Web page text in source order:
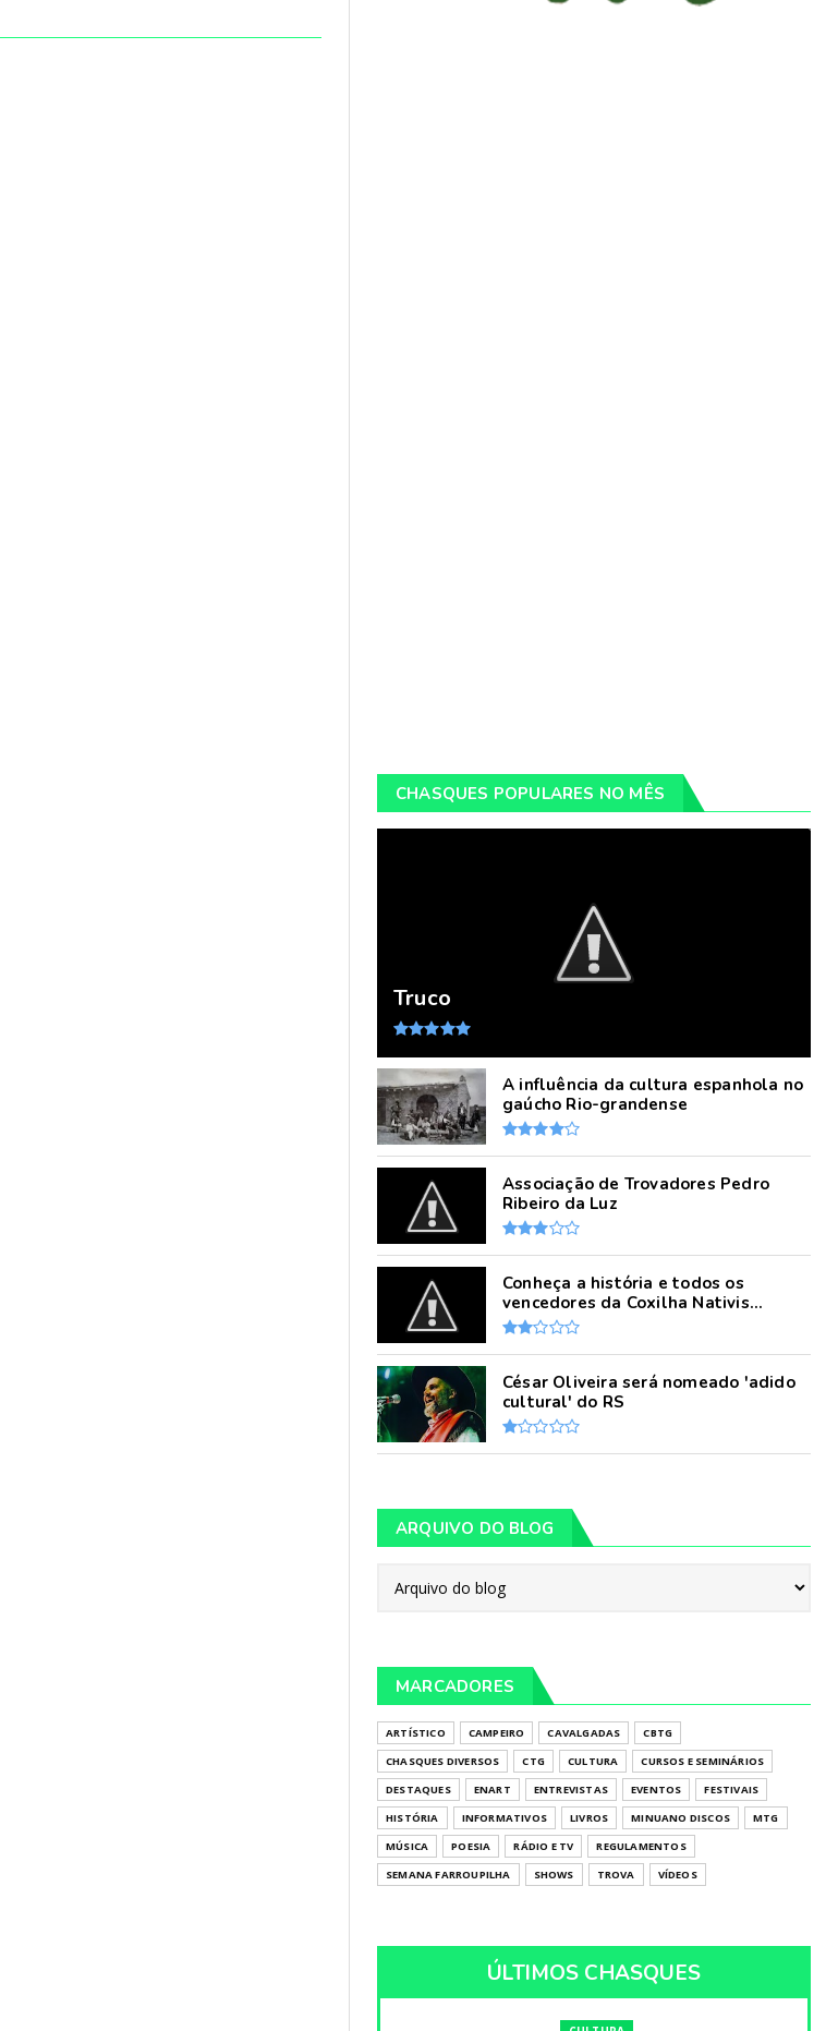
CHASQUES POPULARES NO MÊS
Truco
A influência da cultura espanhola no
gaúcho Rio-grandense
Associação de Trovadores Pedro
Ribeiro da Luz
Conheça a história e todos os
vencedores da Coxilha Nativis...
César Oliveira será nomeado 'adido
cultural' do RS
ARQUIVO DO BLOG
MARCADORES
ARTÍSTICO CAMPEIRO CAVALGADAS
CBTG
CHASQUES DIVERSOS
CTG CULTURA
CURSOS E SEMINÁRIOS
DESTAQUES
ENART ENTREVISTAS EVENTOS
FESTIVAIS
HISTÓRIA
INFORMATIVOS LIVROS MINUANO DISCOS
MTG
MÚSICA
POESIA RÁDIO E TV
REGULAMENTOS
SEMANA FARROUPILHA
SHOWS TROVA VÍDEOS
ÚLTIMOS CHASQUES